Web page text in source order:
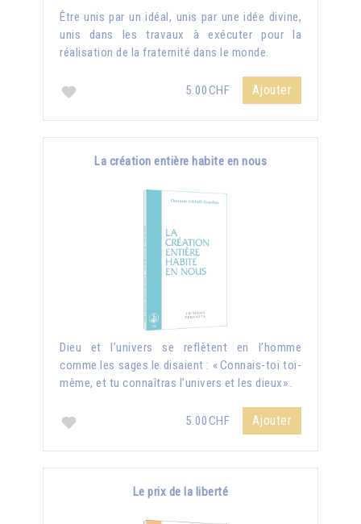
Être unis par un idéal, unis par une idée divine,
unis dans les travaux à exécuter pour la
réalisation de la fraternité dans le monde.
5.00CHF Ajouter
La création entière habite en nous
Dieu et l’univers se reflètent en l’homme
comme les sages le disaient : « Connais-toi toi-
même, et tu connaîtras l’univers et les dieux» .
5.00CHF Ajouter
Le prix de la liberté